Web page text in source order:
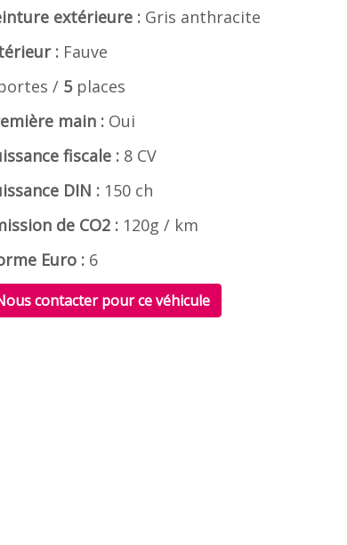
extérieure : Gris anthracite
: Fauve
/ 5places
main : Oui
fiscale : 8 CV
DIN : 150 ch
de CO2 : 120g / km
Euro : 6
contacter pour ce véhicule